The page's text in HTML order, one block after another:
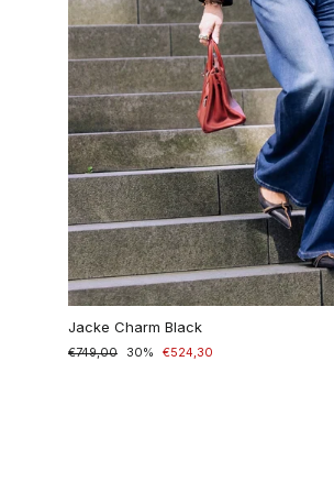
Jacke Charm Black
Normaler
€749,00
Sonderpreis30% €524,30